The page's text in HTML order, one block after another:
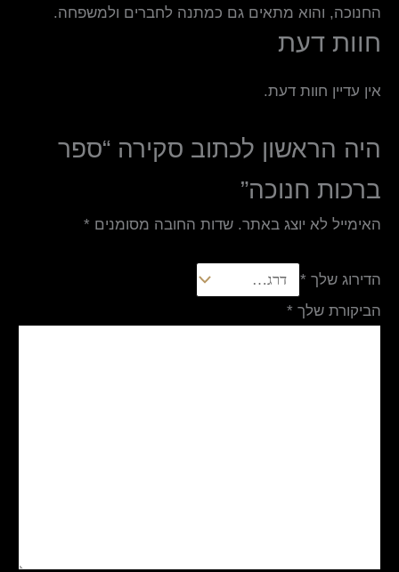
החנוכה, והוא מתאים גם כמתנה לחברים ולמשפחה.
חוות דעת
אין עדיין חוות דעת.
היה הראשון לכתוב סקירה “ספר
ברכות חנוכה”
האימייל לא יוצג באתר. שדות החובה מסומנים *
הדירוג שלך *
הביקורת שלך *